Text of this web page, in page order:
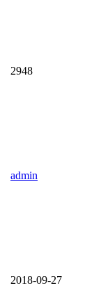
2948
admin
2018-09-27